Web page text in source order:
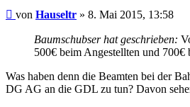
Beitrag
von Hauseltr » 8. Mai 2015, 13:58
Baumschubser hat geschrieben:
500€ beim Angestellten und 700€
Was haben denn die Beamten bei der
DG AG an die GDL zu tun? Davon